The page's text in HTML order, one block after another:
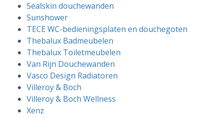
Sealskin douchewanden
Sunshower
TECE WC-bedieningsplaten en douchegoten
Thebalux Badmeubelen
Thebalux Toiletmeubelen
Van Rijn Douchewanden
Vasco Design Radiatoren
Villeroy & Boch
Villeroy & Boch Wellness
Xenz